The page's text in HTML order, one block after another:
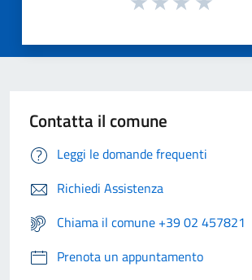
Contatta il comune
Leggi le domande frequenti
Richiedi Assistenza
Chiama il comune +39 02 457821
Prenota un appuntamento